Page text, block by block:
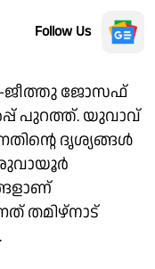
Follow Us
ജീത്തു ജോസഫ്
പുറത്ത്. യുവാവ്
ദൃശ്യങ്ങൾ
തമിഴ്നാട്